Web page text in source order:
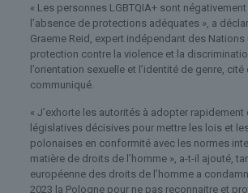
« Les personnes LGBTQIA+ sont
l’absence de protections adéquates », a
Graeme Reid, expert indépendant des Nations
protection contre la violence et la
l’orientation sexuelle et l’identité de genre, cité
communiqué.
« J’exhorte les autorités à adopter
législatives décisives pour mettre les lois et
polonaises en conformité avec les normes
matière de droits de l’homme », a-t-il ajouté,
européenne des droits de l’homme a
2023 la Pologne pour ne pas reconnaitre et